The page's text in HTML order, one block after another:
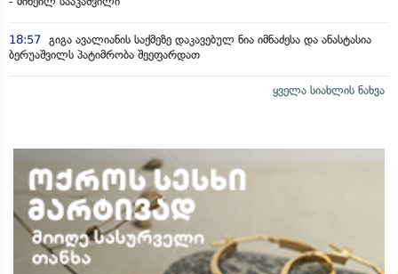
18:57 გიგა ავალიანის საქმეზე დაკავებულ ნია იმნაძესა და ანასტასია
ბერუაშვილს პატიმრობა შეეფარდათ
ყველა სიახლის ნახვა